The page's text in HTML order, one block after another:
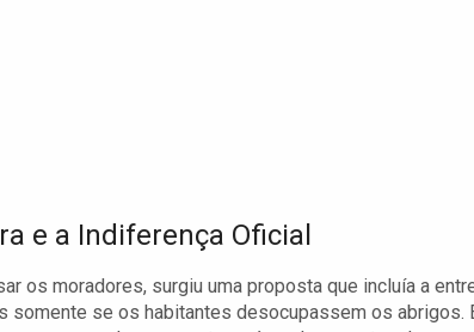
e a Indiferença Oficial
os moradores, surgiu uma proposta que incluía a
somente se os habitantes desocupassem os abrigos.